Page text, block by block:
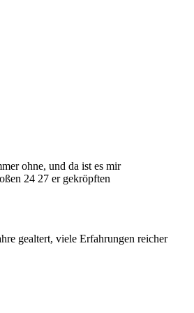
ohne, und da ist es mir
24 27 er gekröpften
gealtert, viele Erfahrungen reicher